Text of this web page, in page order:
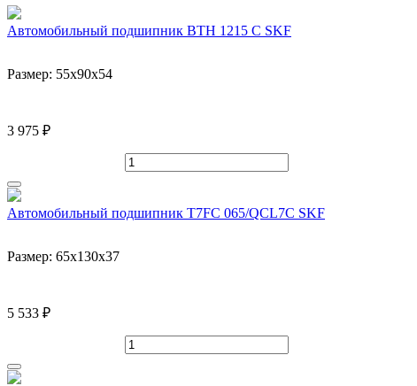
Автомобильный подшипник BTH 1215 C SKF
Размер: 55x90x54
3 975 ₽
Автомобильный подшипник T7FC 065/QCL7C SKF
Размер: 65x130x37
5 533 ₽